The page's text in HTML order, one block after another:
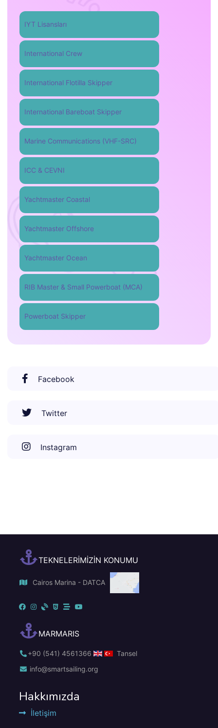
IYT Lisansları
International Crew
International Flotilla Skipper
International Bareboat Skipper
Marine Communications (VHF-SRC)
ICC & CEVNI
Yachtmaster Coastal
Yachtmaster Offshore
Yachtmaster Ocean
RIB Master & Small Powerboat (MCA)
Powerboat Skipper
Facebook
Twitter
Instagram
TEKNELERİMİZİN KONUMU
Cairos Marina - DATCA
MARMARIS
+90 (541) 4561366
Tansel
info@smartsailing.org
Hakkımızda
İletişim